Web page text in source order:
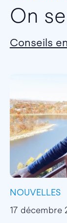
On
Conseils
NOUVELLES
17 décembre